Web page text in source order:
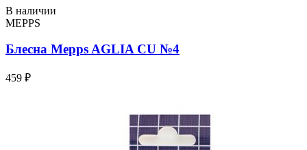
В наличии
MEPPS
Блесна Mepps AGLIA CU №4
459 ₽